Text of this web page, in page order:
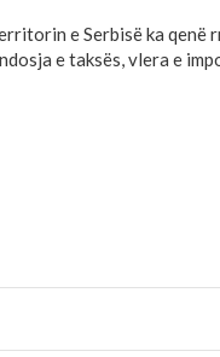
e Serbisë ka
e taksës, vlera e